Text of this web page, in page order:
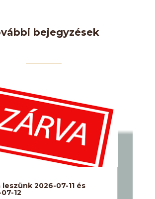
bejegyzések
leszünk 2026-07-11 és
12